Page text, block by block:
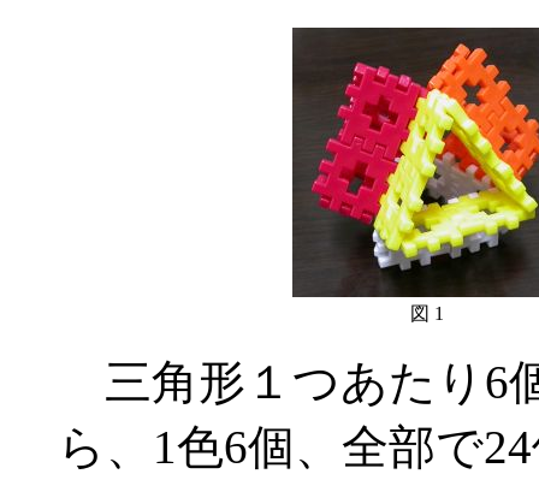
図 1
三角形１つあたり6
ら、1色6個、全部で